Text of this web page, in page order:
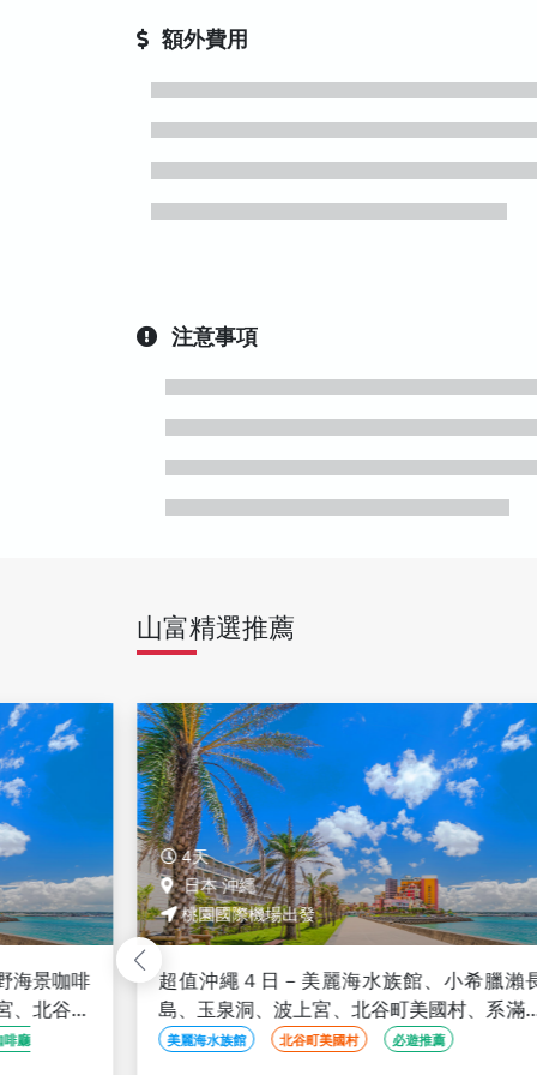
額外費用
注意事項
山富精選推薦
海景咖啡
、北谷町
啡廳
4天
日本 沖繩
桃園國際機場出發
超值沖繩４日－美麗海水族館、小希臘瀨
島、玉泉洞、波上宮、北谷町美國村、系滿
市場
美麗海水族館 北谷町美國村 必遊推薦